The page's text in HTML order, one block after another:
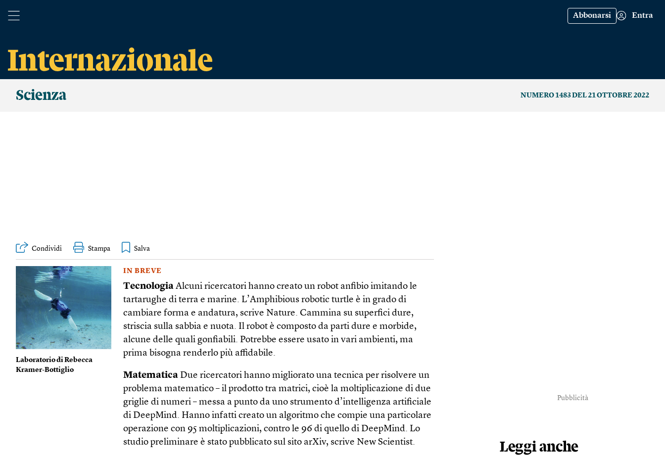
Abbonarsi Entra
Scienza NUMERO 1483 DEL 21 OTTOBRE 2022
Condividi Stampa
Laboratorio di Rebecca
Kramer-Bottiglio
IN BREVE
Tecnologia Alcuni ricercatori hanno creato un robot anfibio imitando le
tartarughe di terra e marine. L’Amphibious robotic turtle è in grado di
cambiare forma e andatura, scrive Nature. Cammina su superfici dure,
striscia sulla sabbia e nuota. Il robot è composto da parti dure e morbide,
alcune delle quali gonfiabili. Potrebbe essere usato in vari ambienti, ma
prima bisogna renderlo più affidabile.
Matematica Due ricercatori hanno migliorato una tecnica per risolvere un
problema matematico – il prodotto tra matrici, cioè la moltiplicazione di due
griglie di numeri – messa a punto da uno strumento d’intelligenza artificiale
di DeepMind. Hanno infatti creato un algoritmo che compie una particolare
operazione con 95 moltiplicazioni, contro le 96 di quello di DeepMind. Lo
studio preliminare è stato pubblicato sul sito arXiv, scrive New Scientist.
Pubblicità
Leggi anche